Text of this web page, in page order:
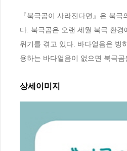
『북극곰이 사라진다면』은 북
다. 북극곰은 오랜 세월 북극 환
위기를 겪고 있다. 바다얼음은 빙
용하는 바다얼음이 없으면 북극
상세이미지